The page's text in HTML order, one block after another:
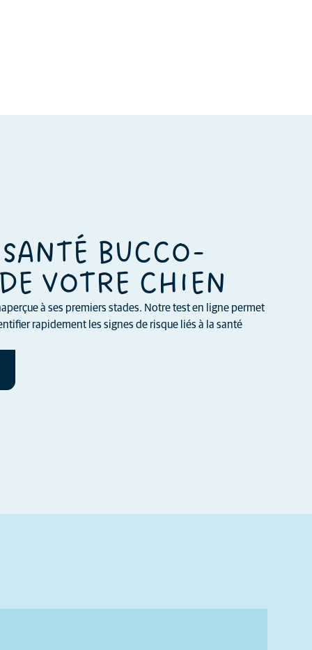
BUCCO-
VOTRE CHIEN
à ses premiers stades. Notre test en ligne permet
rapidement les signes de risque liés à la santé